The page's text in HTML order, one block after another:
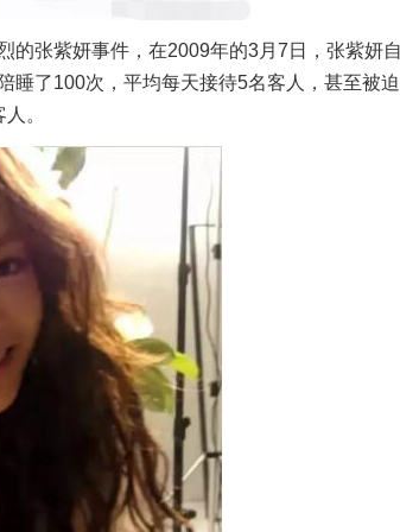
张紫妍事件，在2009年的3月7日，张紫妍
睡了100次，平均每天接待5名客人，甚至被迫
。